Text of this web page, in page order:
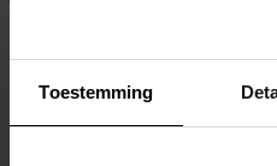
Toestemming
Of je nu alles geeft in de gym,
weekendtrip plant: AKTIV NRG
de hele dag door.